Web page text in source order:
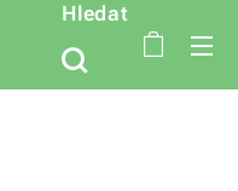
Hledat